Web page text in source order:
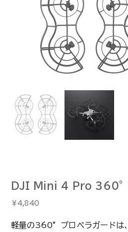
DJI Mini 4 Pro 360°
価
格
￥4,840
軽量の360°プロペラガードは